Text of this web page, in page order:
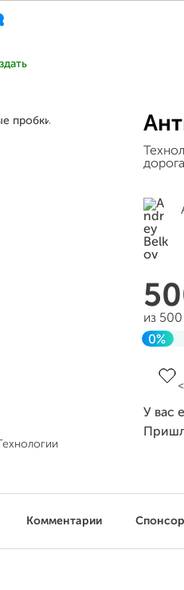
Технологии
из
0%
У вас
Комментарии